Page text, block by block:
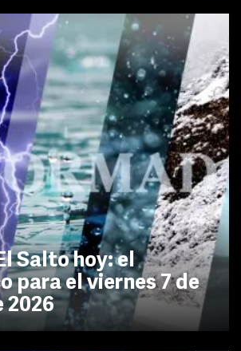
Salto hoy: el
para el viernes 7 de
2026